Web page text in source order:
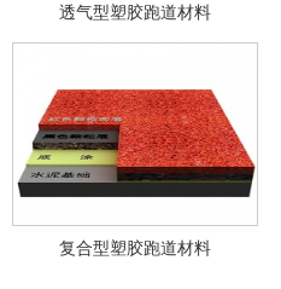
透气型塑胶跑道材料
复合型塑胶跑道材料